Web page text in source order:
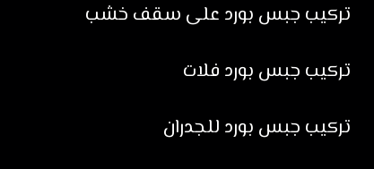
تركيب جبس بورد على سقف خشب
تركيب جبس بورد فلات
تركيب جبس بورد للجدران